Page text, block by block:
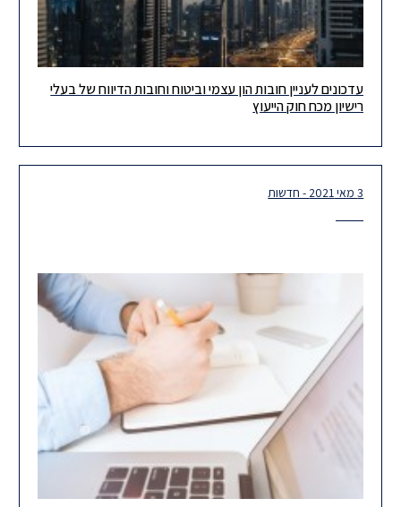
לקוחות ועמיתים יקרים, ביום 19 בדצמבר, 2021 נכנסו לתוקפם תיקונים
עדכונים לעניין חובות הון עצמי וביטוח וחובות הדיווח של בעלי
רישיון מכח חוק הייעוץ
3 מאי 2021 - חדשות